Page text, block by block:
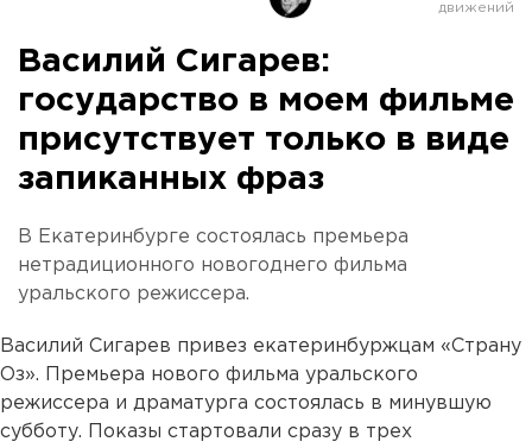
Василий Сигарев:
государство в моем фильме
присутствует только в виде
запиканных фраз
В Екатеринбурге состоялась премьера
нетрадиционного новогоднего фильма
уральского режиссера.
Василий Сигарев привез екатеринбуржцам «Страну
Оз». Премьера нового фильма уральского
режиссера и драматурга состоялась в минувшую
субботу. Показы стартовали сразу в трех